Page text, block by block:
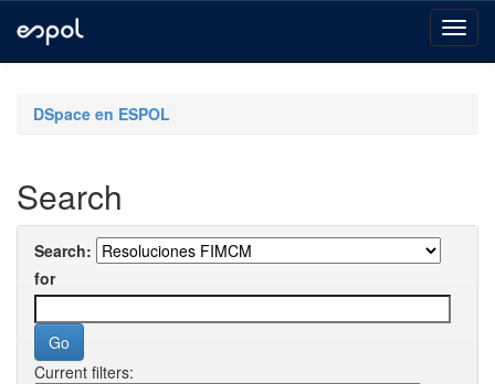
navigationDSpace en ESPOL
Search
Search:
for
Current filters: